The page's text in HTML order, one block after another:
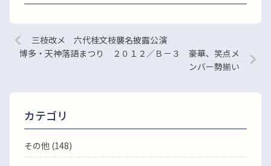
三枝改メ 六代桂文枝襲名披露公演
博多・天神落語まつり ２０１２／Ｂ－３ 豪華、笑点メ
ンバー勢揃い
カテゴリ
その他 (148)